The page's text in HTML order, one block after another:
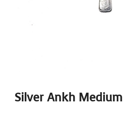
Silver Ankh Medium